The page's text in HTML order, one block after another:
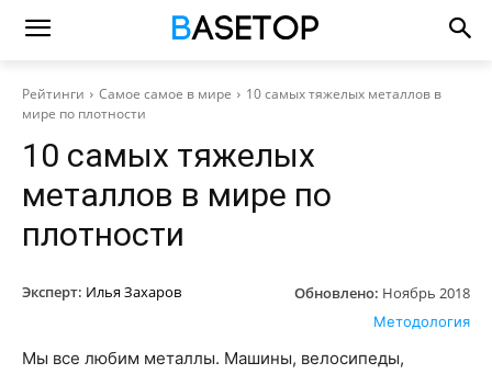
Рейтинги Самое самое в мире
10 самых тяжелых металлов в
мире по плотности
10 самых тяжелых
металлов в мире по
плотности
Эксперт: Илья Захаров Обновлено: Ноябрь 2018
Методология
Мы все любим металлы. Машины, велосипеды,